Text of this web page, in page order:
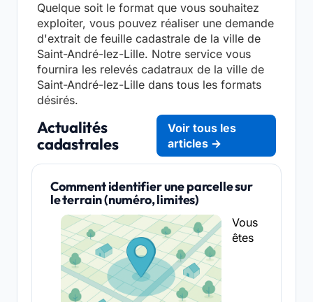
Quelque soit le format que vous souhaitez
exploiter, vous pouvez réaliser une demande
d'extrait de feuille cadastrale de la ville de
Saint-André-lez-Lille. Notre service vous
fournira les relevés cadatraux de la ville de
Saint-André-lez-Lille dans tous les formats
désirés.
Actualités
cadastrales
Voir tous les
articles →
Comment identifier une parcelle sur
le terrain (numéro, limites)
Vous
êtes